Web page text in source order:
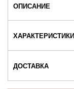
ОПИСАНИЕ
ХАРАКТЕРИСТИКИ
ДОСТАВКА